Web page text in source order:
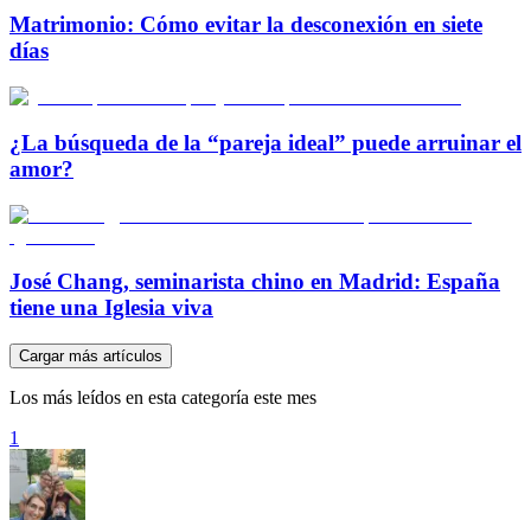
Matrimonio: Cómo evitar la desconexión en siete
días
¿La búsqueda de la “pareja ideal” puede arruinar el
amor?
José Chang, seminarista chino en Madrid: España
tiene una Iglesia viva
Cargar más artículos
Los más leídos en esta categoría este mes
1